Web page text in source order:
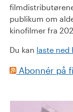
publikum om
kinofilmer fra
Du kan laste ned
Abonnér på